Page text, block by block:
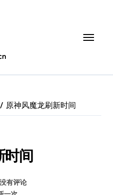
原神风魔龙刷新时间
时间
没有评论